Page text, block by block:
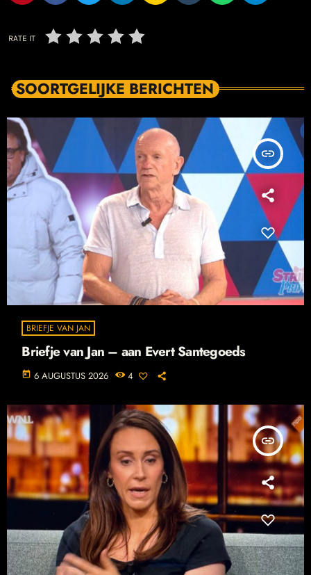
RATE IT
SOORTGELIJKE BERICHTEN
insert_link
BRIEFJE VAN JAN
Briefje van Jan – aan Evert Santegoeds
today 6 AUGUSTUS 2026 4
insert_link